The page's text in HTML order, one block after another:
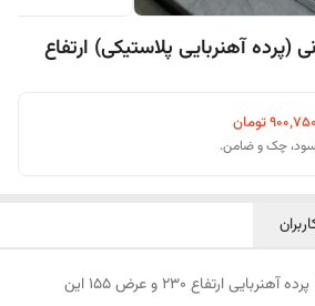
(پرده آهنربایی پلاستیکی) ارتفاع
۹۰۰٬۷۵۰تومان
پرده مغناطیسی ( مگنتی) یا پرده آهنربایی ارتفاع 230 و عرض 155 این